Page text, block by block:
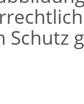
Schutz